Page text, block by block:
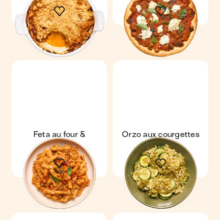
Feta au four &
ratatouille
Orzo aux courgettes